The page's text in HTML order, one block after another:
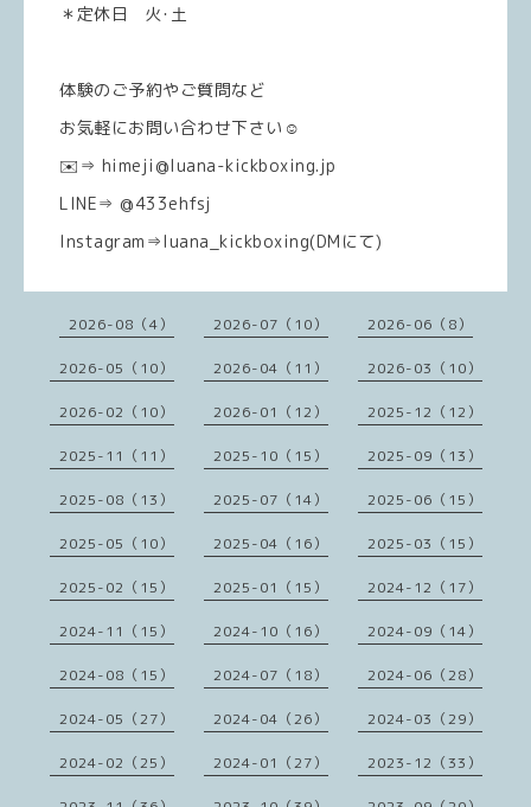
＊定休日 火･土
体験のご予約やご質問など
お気軽にお問い合わせ下さい☺️
✉️⇒ himeji@luana-kickboxing.jp
LINE⇒ @433ehfsj
Instagram⇒luana_kickboxing(DMにて)
2026-08（4） 2026-07（10） 2026-06（8）
2026-05（10） 2026-04（11） 2026-03（10）
2026-02（10） 2026-01（12） 2025-12（12）
2025-11（11） 2025-10（15） 2025-09（13）
2025-08（13） 2025-07（14） 2025-06（15）
2025-05（10） 2025-04（16） 2025-03（15）
2025-02（15） 2025-01（15） 2024-12（17）
2024-11（15） 2024-10（16） 2024-09（14）
2024-08（15） 2024-07（18） 2024-06（28）
2024-05（27） 2024-04（26） 2024-03（29）
2024-02（25） 2024-01（27） 2023-12（33）